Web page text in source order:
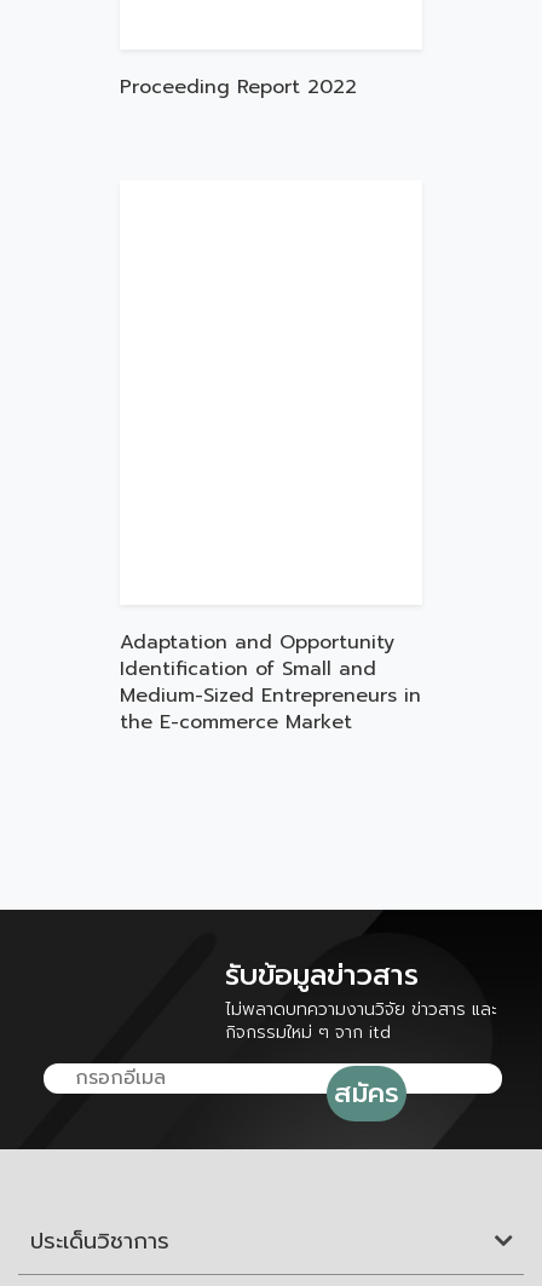
Proceeding Report 2022
Adaptation and Opportunity
Identification of Small and
Medium-Sized Entrepreneurs in
the E-commerce Market
รับข้อมูลข่าวสาร
ไม่พลาดบทความงานวิจัย ข่าวสาร และ
กิจกรรมใหม่ ๆ จาก itd
ประเด็นวิชาการ